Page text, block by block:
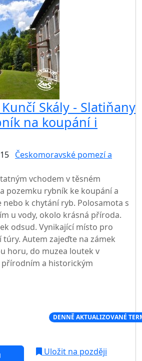
Skály - Slatiňany
na koupání i
Českomoravské pomezí a
vchodem v těsném
pozemku rybník ke koupání a
k chytání ryb. Polosamota s
u vody, okolo krásná příroda.
odsud. Vynikající místo pro
túry. Autem zajeďte na zámek
horu, do muzea loutek v
a historickým
DENNĚ AKTUALIZOVANÉ
Uložit na později